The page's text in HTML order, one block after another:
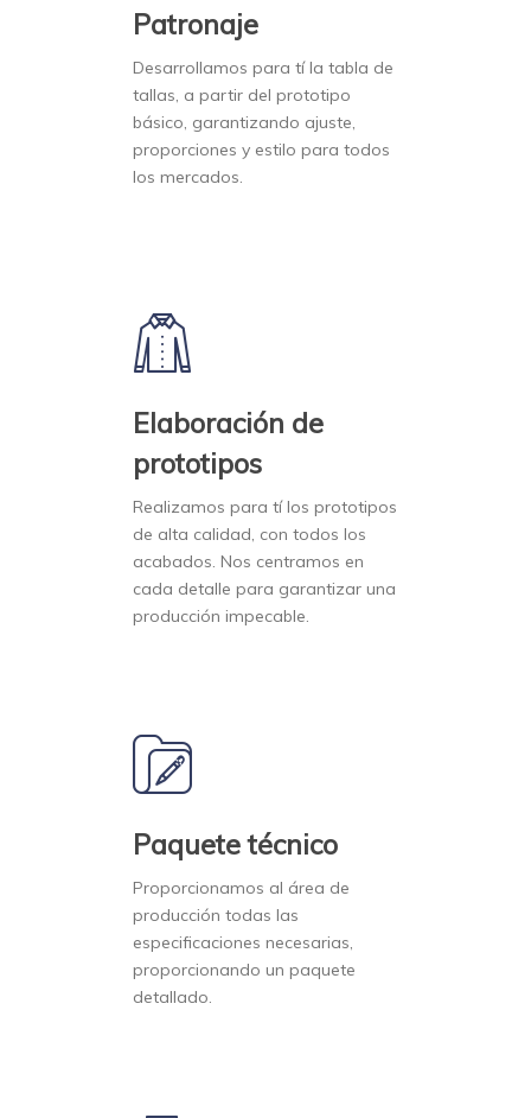
Patronaje
Desarrollamos para tí la tabla de
tallas, a partir del prototipo
básico, garantizando ajuste,
proporciones y estilo para todos
los mercados.
Elaboración de
prototipos
Realizamos para tí los prototipos
de alta calidad, con todos los
acabados. Nos centramos en
cada detalle para garantizar una
producción impecable.
Paquete técnico
Proporcionamos al área de
producción todas las
especificaciones necesarias,
proporcionando un paquete
detallado.